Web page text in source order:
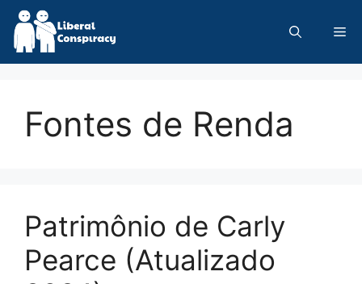
Skip
content
Fontes de Renda
Patrimônio de Carly
Pearce (Atualizado